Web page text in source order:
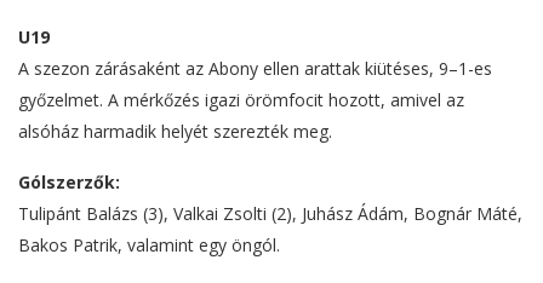
U19
A szezon zárásaként az Abony ellen arattak kiütéses, 9–1-es
győzelmet. A mérkőzés igazi örömfocit hozott, amivel az
alsóház harmadik helyét szerezték meg.
Gólszerzők:
Tulipánt Balázs (3), Valkai Zsolti (2), Juhász Ádám, Bognár Máté,
Bakos Patrik, valamint egy öngól.